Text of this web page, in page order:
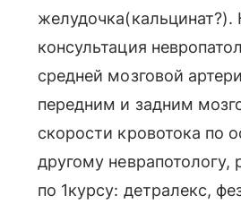
желудочка(кальцинат?).
консультация
средней мозговой
передним и задним
скорости кровотока по
другому
по 1курсу: детралекс,